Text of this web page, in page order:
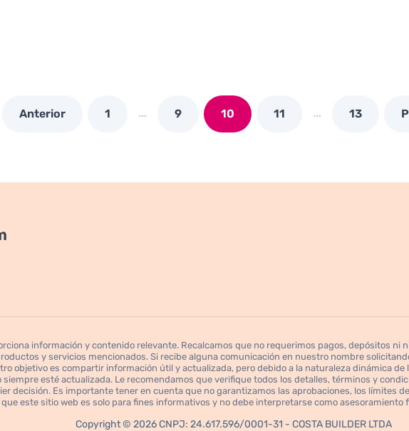
Anterior 1 … 9 10 11 … 13
información y contenido relevante. Recalcamos que no requerimos pagos, depósitos ni
y servicios mencionados. Si recibe alguna comunicación en nuestro nombre
objetivo es compartir información útil y actualizada, pero debido a la naturaleza dinámica de
esté actualizada. Le recomendamos que verifique todos los detalles, términos y
decisión. Es importante tener en cuenta que no garantizamos las aprobaciones, los límites
este sitio web es solo para fines informativos y no debe interpretarse como asesoramiento
Copyright © 2026 CNPJ: 24.617.596/0001-31 - COSTA BUILDER LTDA